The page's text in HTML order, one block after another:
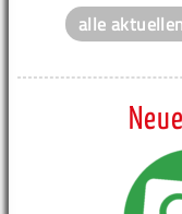
alle